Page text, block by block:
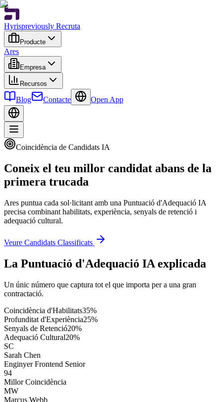
Hyrispreviously Recruta
Producte
Ares
Empresa
Recursos
Blog Contacte Open App
Coincidència de Candidats IA
Coneix el teu millor candidat abans de la
primera trucada
Ares puntua cada sol·licitant amb una Puntuació d'Adequació IA
precisa combinant habilitats, experiència, senyals de retenció i
adequació cultural.
Veure Candidats Classificats
La Puntuació d'Adequació IA explicada
Un únic número que captura tot el que importa per a una gran
contractació.
Coincidència d'Habilitats35%
Profunditat d'Experiència25%
Senyals de Retenció20%
Adequació Cultural20%
SC
Sarah Chen
Enginyer Frontend Senior
94
Millor Coincidència
MW
Marcus Webb